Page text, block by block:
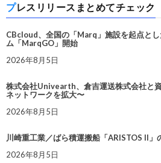
プレスリリースまとめてチェック
CBcloud、全国の「Marq」施設を起点と
ム「MarqGO」開始
2026年8月5日
株式会社Univearth、倉吉運送株式会社と
ネットワークを拡大〜
2026年8月5日
川崎重工業／ばら積運搬船「ARISTOS II」
2026年8月5日